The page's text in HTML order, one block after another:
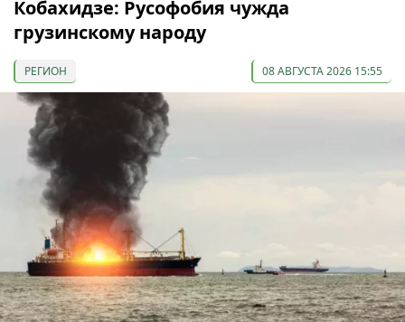
Кобахидзе: Русофобия чужда
грузинскому народу
РЕГИОН 08 АВГУСТА 2026 15:55